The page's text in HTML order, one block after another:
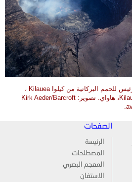
صورة لقدراة Pu'uo، المصدر الرئيس للحمم البركانية من كيلوا Kilauea ،
مأخوذة من حوّامة في كيلورا Kilaura، هاواي. تصوير: Kirk Aeder/Barcroft
الصفحات
الرئيسة
المصطلحات
المعجم البصري
الاستفان